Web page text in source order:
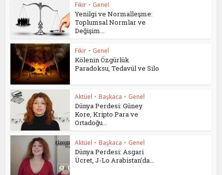
Fikir • Genel
Yenilgi ve Normalleşme:
Toplumsal Normlar ve
Değişim...
Fikir • Genel
Kölenin Özgürlük
Paradoksu, Tedavül ve Silo
Aktüel • Başkaca • Genel
Dünya Perdesi: Güney
Kore, Kripto Para ve
Ortadoğu...
Aktüel • Başkaca • Genel
Dünya Perdesi: Asgari
Ücret, J-Lo Arabistan’da...